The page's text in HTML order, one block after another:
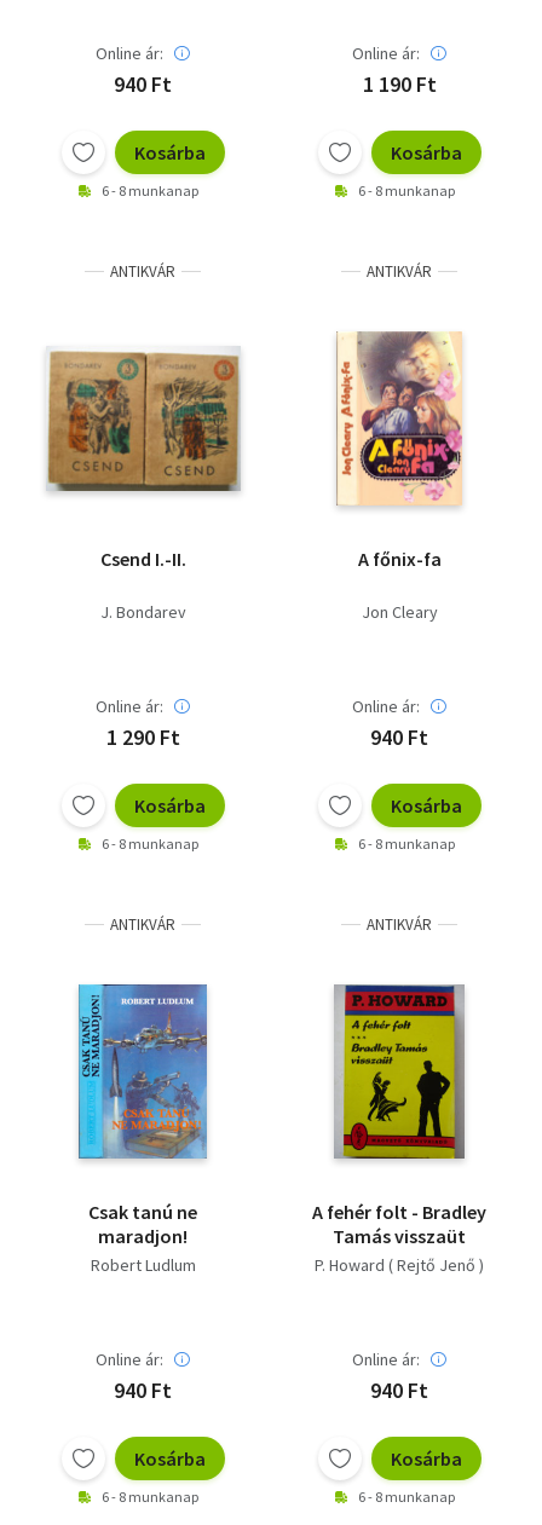
Online ár:
940 Ft
Kosárba
6 - 8 munkanap
Online ár:
1 190 Ft
Kosárba
6 - 8 munkanap
ANTIKVÁR
Csend I.-II.
J. Bondarev
Online ár:
1 290 Ft
Kosárba
6 - 8 munkanap
ANTIKVÁR
A főnix-fa
Jon Cleary
Online ár:
940 Ft
Kosárba
6 - 8 munkanap
ANTIKVÁR
Csak tanú ne
maradjon!
Robert Ludlum
Online ár:
940 Ft
Kosárba
6 - 8 munkanap
ANTIKVÁR
A fehér folt - Bradley
Tamás visszaüt
P. Howard ( Rejtő Jenő )
Online ár:
940 Ft
Kosárba
6 - 8 munkanap